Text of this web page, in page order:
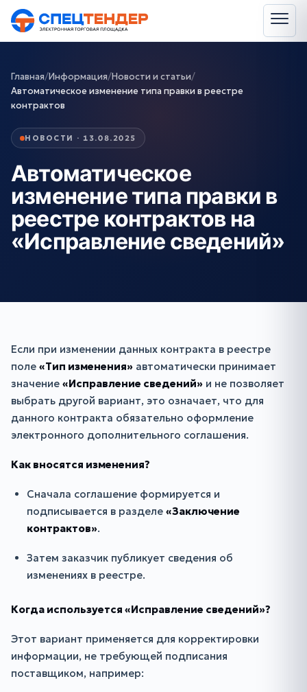
Главная/Информация/Новости и статьи/
Автоматическое изменение типа правки в реестре
контрактов
НОВОСТИ · 13.08.2025
Автоматическое
изменение типа правки в
реестре контрактов на
«Исправление сведений»
Если при изменении данных контракта в реестре
поле «Тип изменения» автоматически принимает
значение «Исправление сведений» и не позволяет
выбрать другой вариант, это означает, что для
данного контракта обязательно оформление
электронного дополнительного соглашения.
Как вносятся изменения?
Сначала соглашение формируется и
подписывается в разделе«Заключение
контрактов».
Затем заказчик публикует сведения об
изменениях в реестре.
Когда используется «Исправление сведений»?
Этот вариант применяется для корректировки
информации, не требующей подписания
поставщиком, например: